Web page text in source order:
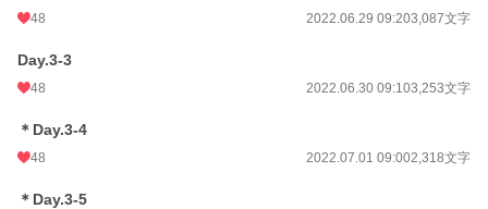
48 2022.06.29 09:203,087文字
Day.3-3
48 2022.06.30 09:103,253文字
＊Day.3-4
48 2022.07.01 09:002,318文字
＊Day.3-5